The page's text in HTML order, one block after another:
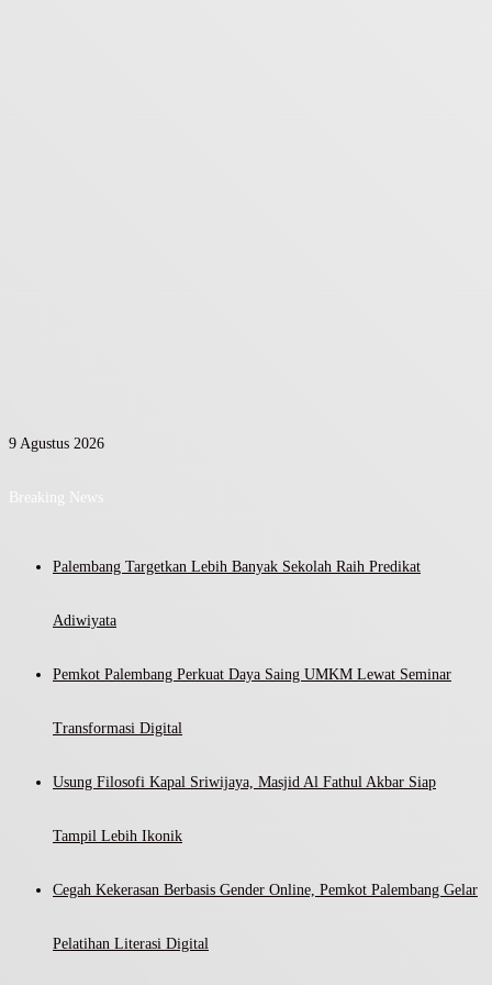
9 Agustus 2026
Breaking News
Palembang Targetkan Lebih Banyak Sekolah Raih Predikat
Adiwiyata
Pemkot Palembang Perkuat Daya Saing UMKM Lewat Seminar
Transformasi Digital
Usung Filosofi Kapal Sriwijaya, Masjid Al Fathul Akbar Siap
Tampil Lebih Ikonik
Cegah Kekerasan Berbasis Gender Online, Pemkot Palembang Gelar
Pelatihan Literasi Digital